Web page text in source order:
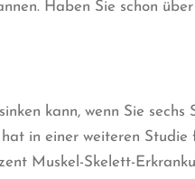
Haben Sie schon
kann, wenn Sie
in einer weiteren
Muskel-Skelett-